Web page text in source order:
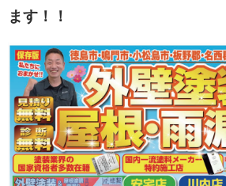
ます！！